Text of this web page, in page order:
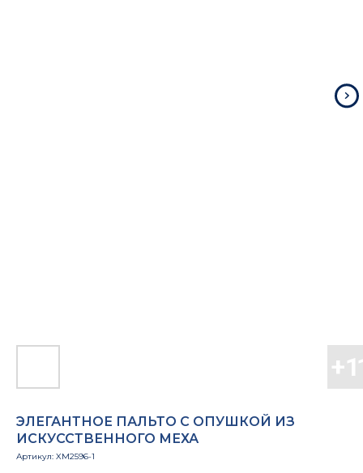
ЭЛЕГАНТНОЕ ПАЛЬТО С ОПУШКОЙ ИЗ
ИСКУССТВЕННОГО МЕХА
Артикул: XM2596-1